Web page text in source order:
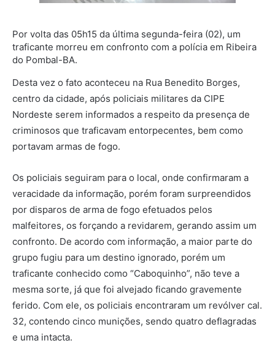
Por volta das 05h15 da última segunda-feira (02), um
traficante morreu em confronto com a polícia em Ribeira
do Pombal-BA.
Desta vez o fato aconteceu na Rua Benedito Borges,
centro da cidade, após policiais militares da CIPE
Nordeste serem informados a respeito da presença de
criminosos que traficavam entorpecentes, bem como
portavam armas de fogo.
Os policiais seguiram para o local, onde confirmaram a
veracidade da informação, porém foram surpreendidos
por disparos de arma de fogo efetuados pelos
malfeitores, os forçando a revidarem, gerando assim um
confronto. De acordo com informação, a maior parte do
grupo fugiu para um destino ignorado, porém um
traficante conhecido como “Caboquinho”, não teve a
mesma sorte, já que foi alvejado ficando gravemente
ferido. Com ele, os policiais encontraram um revólver cal.
32, contendo cinco munições, sendo quatro deflagradas
e uma intacta.